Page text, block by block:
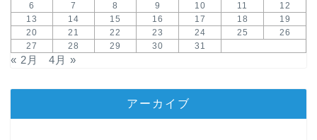
6
7 8 9 10 11
12
13
14 15 16 17 18
19
20
21 22 23 24 25
26
27
28 29 30 31
« 2月 4月 »
アーカイブ